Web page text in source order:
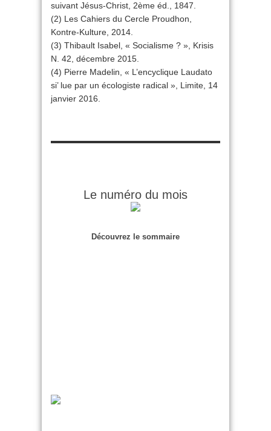
suivant Jésus-Christ, 2ème éd., 1847.
(2) Les Cahiers du Cercle Proudhon,
Kontre-Kulture, 2014.
(3) Thibault Isabel, « Socialisme ? », Krisis
N. 42, décembre 2015.
(4) Pierre Madelin, « L’encyclique Laudato
si’ lue par un écologiste radical », Limite, 14
janvier 2016.
Le numéro du mois
Découvrez le sommaire